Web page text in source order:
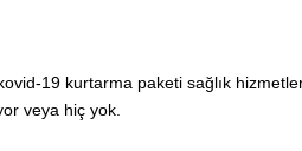
19 kurtarma paketi sağlık
veya hiç yok.